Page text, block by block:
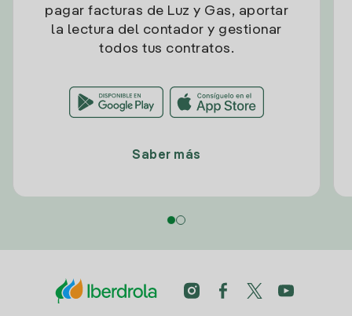
pagar facturas de Luz y Gas, aportar
la lectura del contador y gestionar
todos tus contratos.
Saber más